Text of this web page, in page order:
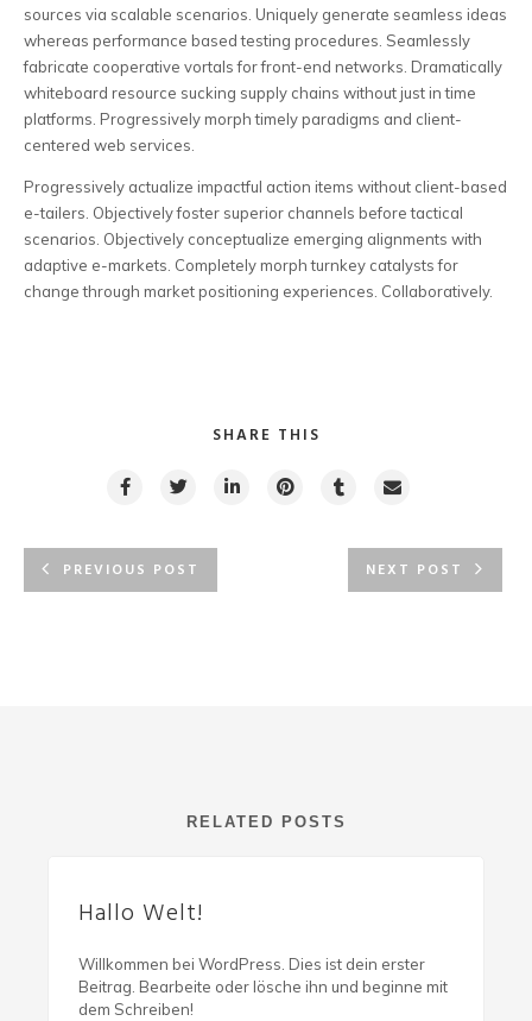
sources via scalable scenarios. Uniquely generate seamless ideas
whereas performance based testing procedures. Seamlessly
fabricate cooperative vortals for front-end networks. Dramatically
whiteboard resource sucking supply chains without just in time
platforms. Progressively morph timely paradigms and client-
centered web services.
Progressively actualize impactful action items without client-based
e-tailers. Objectively foster superior channels before tactical
scenarios. Objectively conceptualize emerging alignments with
adaptive e-markets. Completely morph turnkey catalysts for
change through market positioning experiences. Collaboratively.
SHARE THIS
PREVIOUS POST NEXT POST
RELATED POSTS
Welt!
bei WordPress. Dies ist dein erster
Bearbeite oder lösche ihn und beginne mit
Schreiben!